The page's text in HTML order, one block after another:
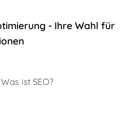
- Ihre Wahl für